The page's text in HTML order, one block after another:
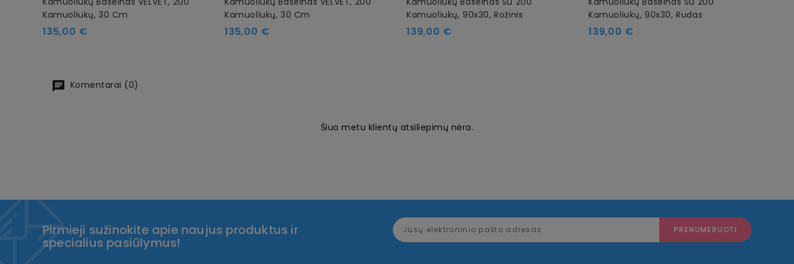
Kamuoliukų, 30 Cm
Kaina
135,00 €
Kamuoliukų, 30 Cm
Kaina
135,00 €
Kamuoliukų, 90x30, Rožinis
Kaina
139,00 €
Kamuoliukų, 90x30, Rudas
Kaina
139,00 €
Komentarai (0)
Šiuo metu klientų atsiliepimų nėra.
Pirmieji sužinokite apie naujus produktus ir
specialius pasiūlymus!